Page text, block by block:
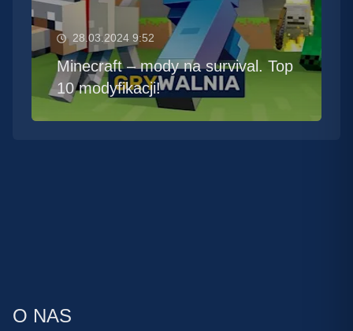
28.03.2024 9:52
Minecraft – mody na survival. Top
10 modyfikacji!
O NAS